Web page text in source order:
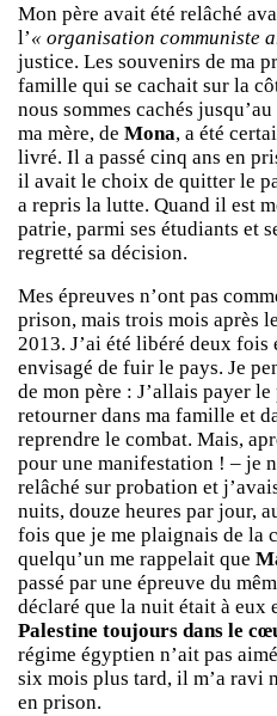
Mon père avait été relâché
l’« organisation communiste
justice. Les souvenirs de ma
famille qui se cachait sur la
nous sommes cachés
ma mère, de Mona, a été
livré. Il a passé cinq ans en
il avait le choix de quitter le
a repris la lutte. Quand il est
patrie, parmi ses étudiants et
regretté sa décision.
Mes épreuves n’ont pas
prison, mais trois mois après
2013. J’ai été libéré deux fois
envisagé de fuir le pays. Je
de mon père : J’allais payer
retourner dans ma famille et
reprendre le combat. Mais,
pour une manifestation ! – je
relâché sur probation et
nuits, douze heures par jour,
fois que je me plaignais de la
quelqu’un me rappelait que
passé par une épreuve du
déclaré que la nuit était à eux
Palestine toujours dans le
régime égyptien n’ait pas
six mois plus tard, il m’a ravi
en prison.